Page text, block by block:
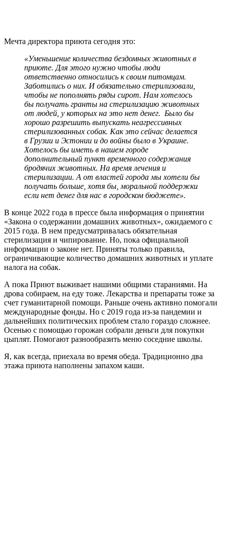
Мечта директора приюта сегодня это:
«Уменьшение количества бездомных животных в
приюте. Для этого нужно чтобы люди
ответственно относились к своим питомцам.
Заботились о них. И обязательно стерилизовали,
чтобы не пополнять ряды сирот. Нам хотелось
бы получать гранты на стерилизацию животных
от людей, у которых на это нет денег. Было бы
хорошо разрешить выпускать неагрессивных
стерилизованных собак. Как это сейчас делается
в Грузии и Эстонии и до войны было в Украине.
Хотелось бы иметь в нашем городе
дополнительный пункт временного содержания
бродячих животных. На время лечения и
стерилизации. А от властей города мы хотели бы
получать больше, хотя бы, моральной поддержки
если нет денег для нас в городском бюджете».
В конце 2022 года в прессе была информация о принятии
«Закона о содержании домашних животных», ожидаемого с
2015 года. В нем предусматривалась обязательная
стерилизация и чипирование. Но, пока официальной
информации о законе нет. Приняты только правила,
ограничивающие количество домашних животных и уплате
налога на собак.
А пока Приют выживает нашими общими стараниями. На
дрова собираем, на еду тоже. Лекарства и препараты тоже за
счет гуманитарной помощи. Раньше очень активно помогали
международные фонды. Но с 2019 года из-за пандемии и
дальнейших политических проблем стало гораздо сложнее.
Осенью с помощью горожан собрали деньги для покупки
цыплят. Помогают разнообразить меню соседние школы.
Я, как всегда, приехала во время обеда. Традиционно два
этажа приюта наполнены запахом каши.